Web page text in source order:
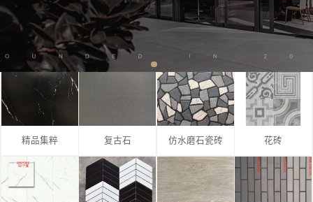
精品集粹 复古石 仿水磨石瓷砖 花砖